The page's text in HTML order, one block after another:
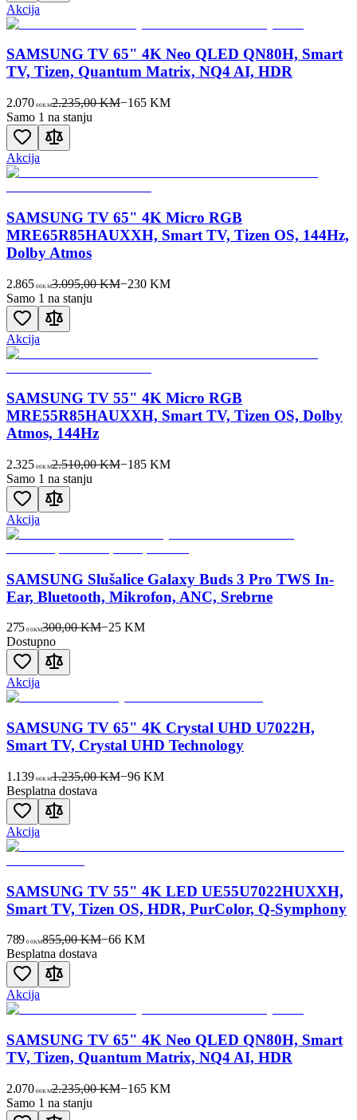
Akcija
SAMSUNG TV 65" 4K Neo QLED QN80H, Smart
TV, Tizen, Quantum Matrix, NQ4 AI, HDR
2.070 00KM2.235,00 KM−165KM
Samo 1 na stanju
Akcija
SAMSUNG TV 65" 4K Micro RGB
MRE65R85HAUXXH, Smart TV, Tizen OS, 144Hz,
Dolby Atmos
2.865 00KM3.095,00 KM−230KM
Samo 1 na stanju
Akcija
SAMSUNG TV 55" 4K Micro RGB
MRE55R85HAUXXH, Smart TV, Tizen OS, Dolby
Atmos, 144Hz
2.325 00KM2.510,00 KM−185KM
Samo 1 na stanju
Akcija
SAMSUNG Slušalice Galaxy Buds 3 Pro TWS In-
Ear, Bluetooth, Mikrofon, ANC, Srebrne
275 00KM300,00 KM−25 KM
Dostupno
Akcija
SAMSUNG TV 65" 4K Crystal UHD U7022H,
Smart TV, Crystal UHD Technology
1.139 00KM1.235,00 KM−96KM
Besplatna dostava
Akcija
SAMSUNG TV 55" 4K LED UE55U7022HUXXH,
Smart TV, Tizen OS, HDR, PurColor, Q-Symphony
789 00KM855,00 KM−66 KM
Besplatna dostava
Akcija
SAMSUNG TV 65" 4K Neo QLED QN80H, Smart
TV, Tizen, Quantum Matrix, NQ4 AI, HDR
2.070 00KM2.235,00 KM−165KM
Samo 1 na stanju